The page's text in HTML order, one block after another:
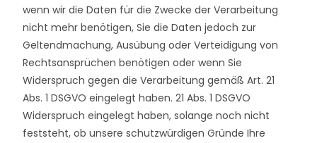
wenn wir die Daten für die Zwecke der Verarbeitung
nicht mehr benötigen, Sie die Daten jedoch zur
Geltendmachung, Ausübung oder Verteidigung von
Rechtsansprüchen benötigen oder wenn Sie
Widerspruch gegen die Verarbeitung gemäß Art. 21
Abs. 1 DSGVO eingelegt haben. 21 Abs. 1 DSGVO
Widerspruch eingelegt haben, solange noch nicht
feststeht, ob unsere schutzwürdigen Gründe Ihre